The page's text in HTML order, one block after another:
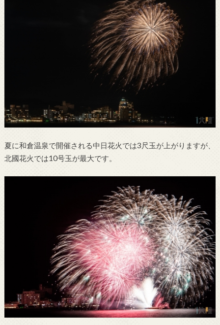
夏に和倉温泉で開催される中日花火では3尺玉が上がりますが、
北國花火では10号玉が最大です。